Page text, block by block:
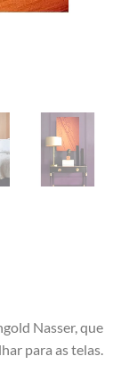
Nasser, que
para as telas.